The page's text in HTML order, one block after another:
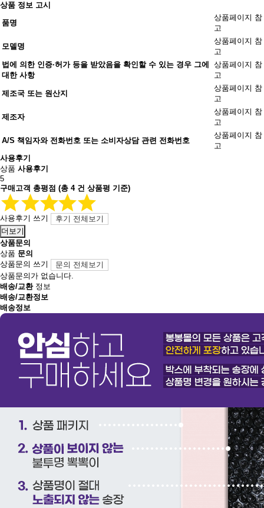
상품 정보 고시
품명
상품페이지 참
고
모델명
상품페이지 참
고
법에 의한 인증·허가 등을 받았음을 확인할 수 있는 경우 그에
대한 사항
상품페이지 참
고
제조국 또는 원산지
상품페이지 참
고
제조자
상품페이지 참
고
A/S 책임자와 전화번호 또는 소비자상담 관련 전화번호
상품페이지 참
고
사용후기
상품 사용후기
5
구매고객 총평점 (총 4건 상품평 기준)
사용후기 쓰기
후기 전체보기
더보기
상품문의
상품 문의
상품문의 쓰기
문의 전체보기
상품문의가 없습니다.
배송/교환정보
배송/교환정보
배송정보